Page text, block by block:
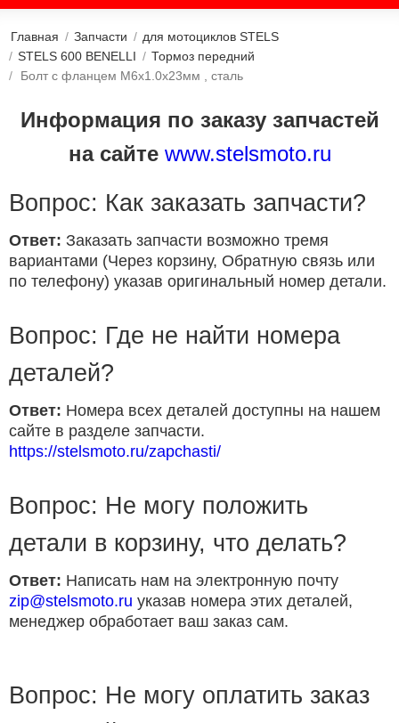
Главная / Запчасти / для мотоциклов STELS
/ STELS 600 BENELLI / Тормоз передний
/
Болт с фланцем M6х1.0х23мм , сталь
Информация по заказу запчастей
на сайте www.stelsmoto.ru
Вопрос: Как заказать запчасти?
Ответ: Заказать запчасти возможно тремя
вариантами (Через корзину, Обратную связь или
по телефону) указав оригинальный номер детали.
Вопрос: Где не найти номера
деталей?
Ответ: Номера всех деталей доступны на нашем
сайте в разделе запчасти.
https://stelsmoto.ru/zapchasti/
Вопрос: Не могу положить
детали в корзину, что делать?
Ответ: Написать нам на электронную почту
zip@stelsmoto.ru указав номера этих деталей,
менеджер обработает ваш заказ сам.
Вопрос: Не могу оплатить заказ